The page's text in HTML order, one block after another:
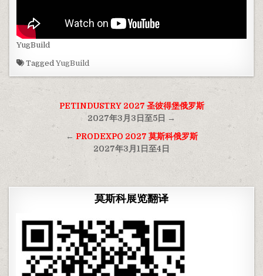
YugBuild
TaggedYugBuild
文
导
航
PETINDUSTRY 2027 圣彼得堡俄罗斯
2027年3月3日至5日 →
← PRODEXPO 2027 莫斯科俄罗斯
2027年3月1日至4日
莫斯科展览翻译